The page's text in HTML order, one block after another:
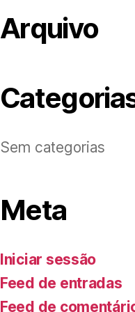
Arquivo
Sem categorias
Meta
Iniciar sessão
Feed de entradas
Feed de